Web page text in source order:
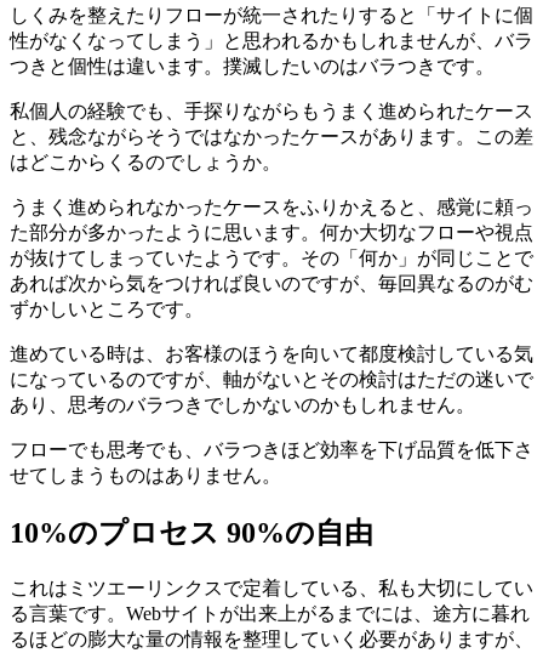
しくみを整えたりフローが統一されたりすると「サイトに個
性がなくなってしまう」と思われるかもしれませんが、バラ
つきと個性は違います。撲滅したいのはバラつきです。
私個人の経験でも、手探りながらもうまく進められたケース
と、残念ながらそうではなかったケースがあります。この差
はどこからくるのでしょうか。
うまく進められなかったケースをふりかえると、感覚に頼っ
た部分が多かったように思います。何か大切なフローや視点
が抜けてしまっていたようです。その「何か」が同じことで
あれば次から気をつければ良いのですが、毎回異なるのがむ
ずかしいところです。
進めている時は、お客様のほうを向いて都度検討している気
になっているのですが、軸がないとその検討はただの迷いで
あり、思考のバラつきでしかないのかもしれません。
フローでも思考でも、バラつきほど効率を下げ品質を低下さ
せてしまうものはありません。
10%のプロセス 90%の自由
これはミツエーリンクスで定着している、私も大切にしてい
る言葉です。Webサイトが出来上がるまでには、途方に暮れ
るほどの膨大な量の情報を整理していく必要がありますが、